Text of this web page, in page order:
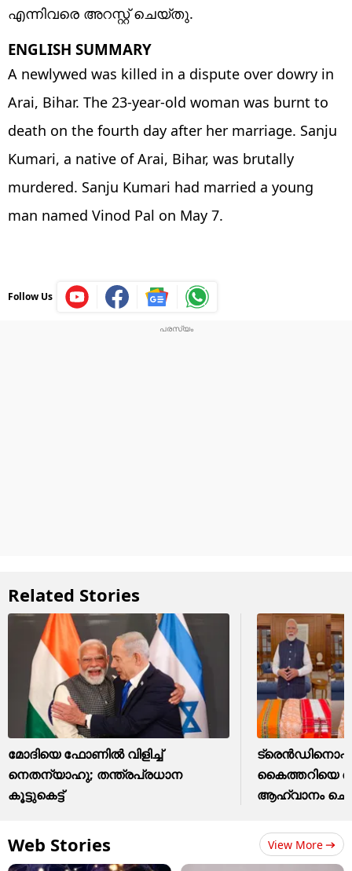
എന്നിവരെ അറസ്റ്റ് ചെയ്തു.
ENGLISH SUMMARY
A newlywed was killed in a dispute over dowry in
Arai, Bihar. The 23-year-old woman was burnt to
death on the fourth day after her marriage. Sanju
Kumari, a native of Arai, Bihar, was brutally
murdered. Sanju Kumari had married a young
man named Vinod Pal on May 7.
Follow Us
Related Stories
മോദിയെ ഫോണിൽ വിളിച്ച്
നെതന്യാഹു; തന്ത്രപ്രധാന
കൂട്ടുകെട്ട്
കൈത്തറിയെ
ആഹ്വാനം
Web Stories View More